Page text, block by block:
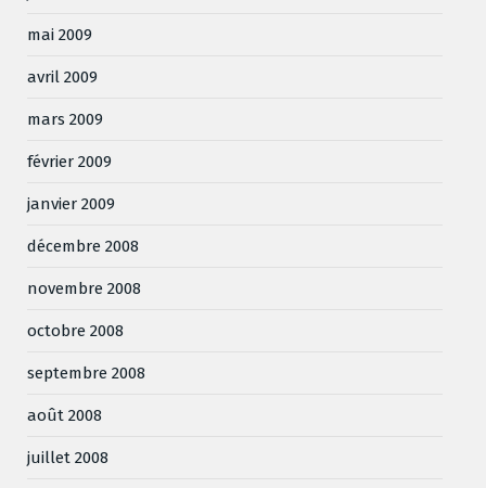
mai 2009
avril 2009
mars 2009
février 2009
janvier 2009
décembre 2008
novembre 2008
octobre 2008
septembre 2008
août 2008
juillet 2008